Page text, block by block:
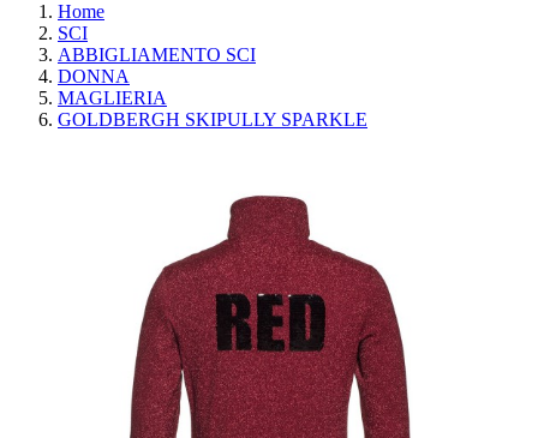
Home
SCI
ABBIGLIAMENTO SCI
DONNA
MAGLIERIA
GOLDBERGH SKIPULLY SPARKLE